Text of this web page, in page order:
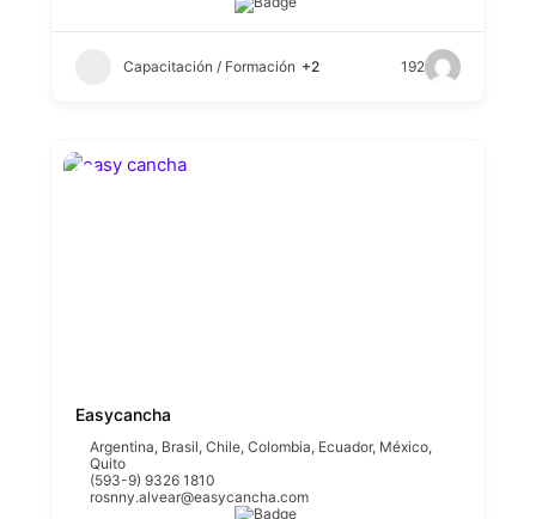
Capacitación / Formación +2 192
Easycancha
Argentina, Brasil,Chile,Colombia, Ecuador, México,
Quito
(593-9) 9326 1810
rosnny.alvear@easycancha.com